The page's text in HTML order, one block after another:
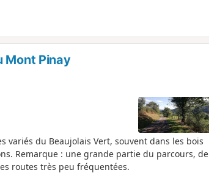
Mont Pinay
variés du Beaujolais Vert, souvent dans les bois
Remarque : une grande partie du parcours, de
routes très peu fréquentées.